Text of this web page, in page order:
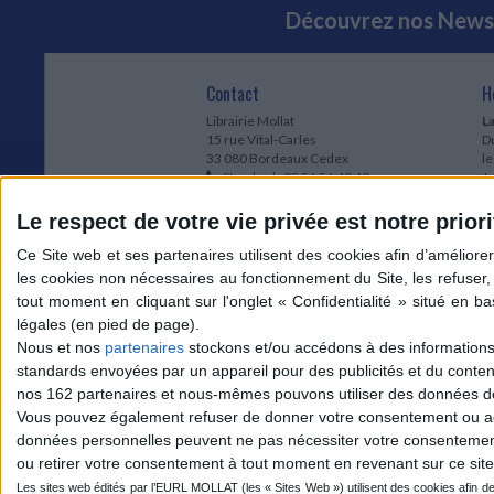
Le respect de votre vie privée est notre
Nous et nos partenaires stockons et/ou accédons à des
standards envoyées par un appareil pour des publicités et du
nos 162 partenaires et nous-mêmes pouvons utiliser des données
Vous pouvez également refuser de donner votre consentement ou
données personnelles peuvent ne pas nécessiter votre
ou retirer votre consentement à tout moment en revenant sur ce
Découvrez nos
Contact
Librairie Mollat
15 rue Vital-Carles
33 080 Bordeaux Cedex
Standard :05 56 56 40 40
83
Contactez-nous
*
à